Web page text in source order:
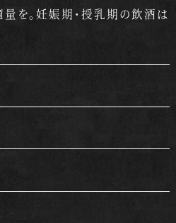
を。妊娠期・授乳期の飲酒は